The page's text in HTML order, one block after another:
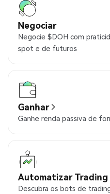
Negociar
Negocie $DOH com
spot e de futuros
Ganhar
Ganhe renda passiva de
Automatizar Trading
Descubra os bots de